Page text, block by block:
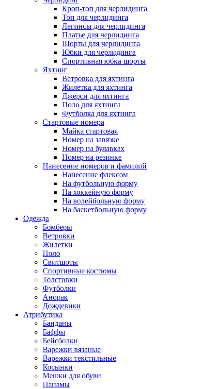
Кроп-топ для черлидинга
Топ для черлидинга
Легинсы для черлидинга
Платье для черлидинга
Шорты для черлидинга
Юбки для черлидинга
Спортивная юбка-шорты
Яхтинг
Ветровка для яхтинга
Жилетка для яхтинга
Джерси для яхтинга
Поло для яхтинга
Футболка для яхтинга
Стартовые номера
Майка стартовая
Номер на завязке
Номер на булавках
Номер на резинке
Нанесение номеров и фамилий
Нанесение флексом
На футбольную форму
На хоккейную форму
На волейбольную форму
На баскетбольную форму
Одежда
Бомберы
Ветровки
Жилетки
Поло
Свитшоты
Спортивные костюмы
Толстовки
Футболки
Анорак
Дождевики
Атрибутика
Банданы
Баффы
Бейсболки
Варежки вязаные
Варежки текстильные
Косынки
Мешки для обуви
Панамы